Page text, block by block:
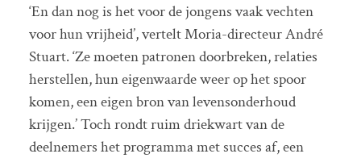
‘En dan nog is het voor de jongens vaak vechten
voor hun vrijheid’, vertelt Moria-directeur André
Stuart. ‘Ze moeten patronen doorbreken, relaties
herstellen, hun eigenwaarde weer op het spoor
komen, een eigen bron van levensonderhoud
krijgen.’ Toch rondt ruim driekwart van de
deelnemers het programma met succes af, een